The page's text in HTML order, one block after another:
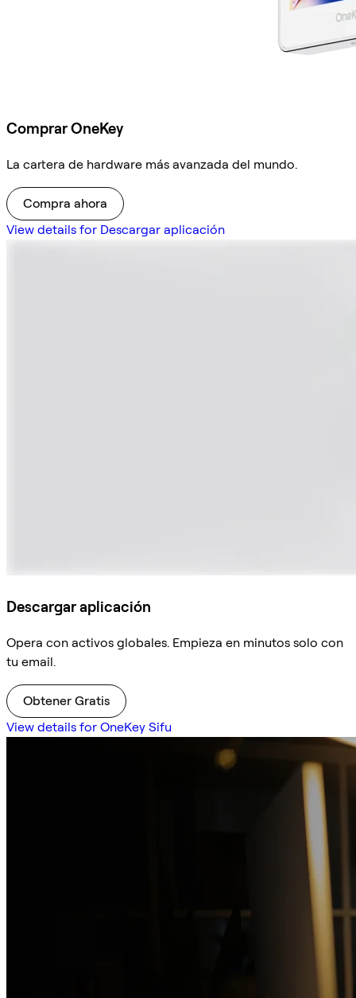
Comprar OneKey
La cartera de hardware más avanzada del mundo.
Compra ahora
View details for Descargar aplicación
Descargar aplicación
Opera con activos globales. Empieza en minutos solo con
tu email.
Obtener Gratis
View details for OneKey Sifu